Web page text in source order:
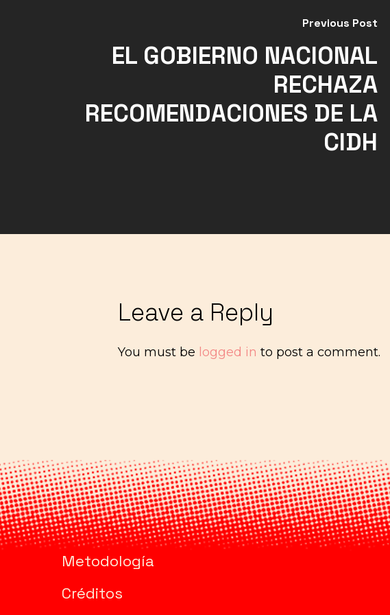
Previous Post
EL GOBIERNO NACIONAL
RECHAZA
RECOMENDACIONES DE LA
CIDH
Leave a Reply
You must be logged in to post a comment.
Metodología
Créditos